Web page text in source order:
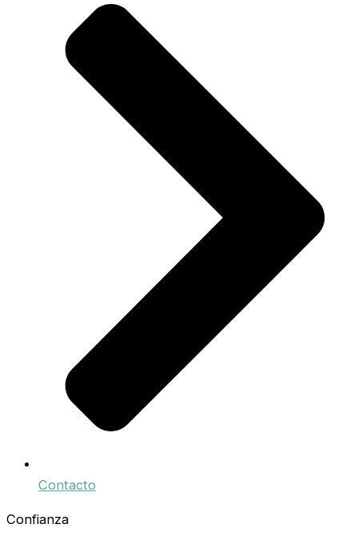
Contacto
Confianza